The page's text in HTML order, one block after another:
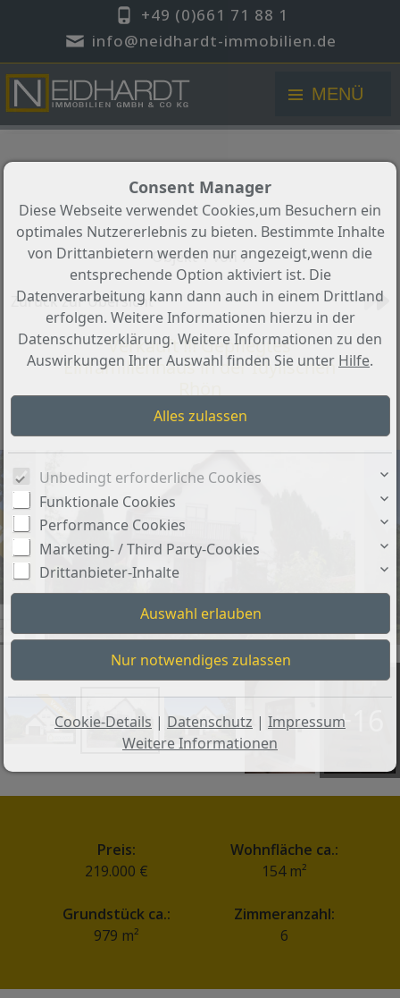
MENÜ
+49 (0)661 71 88 1
info@neidhardt-immobilien.de
Objekt 1 von 7
Zurück zur Übersicht
Verkauft !!! Gepflegtes
Einfamilienhaus in der Idylischen
Objekt-Nr.: 0015a
+16
Preis:
219.000 €
Wohnfläche ca.:
154 m²
Grundstück ca.:
979 m²
Zimmeranzahl:
6
Consent Manager
Diese Webseite verwendet Cookies,um Besuchern ein
optimales Nutzererlebnis zu bieten. Bestimmte Inhalte
von Drittanbietern werden nur angezeigt,wenn die
entsprechende Option aktiviert ist. Die
Datenverarbeitung kann dann auch in einem Drittland
erfolgen. Weitere Informationen hierzu in der
Datenschutzerklärung. Weitere Informationen zu den
Auswirkungen Ihrer Auswahl finden Sie unter Hilfe.
Unbedingt erforderliche Cookies
Funktionale Cookies
Performance Cookies
Marketing- / Third Party-Cookies
Drittanbieter-Inhalte
Cookie-Details | Datenschutz | Impressum
Weitere Informationen